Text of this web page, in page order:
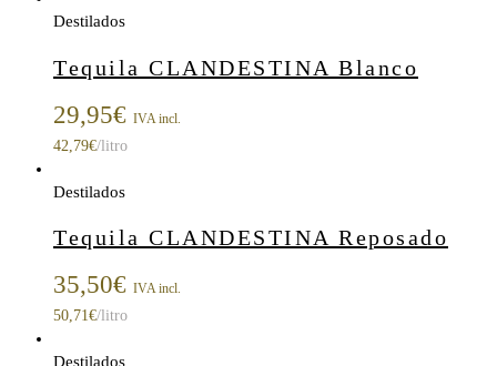
Destilados
Tequila CLANDESTINA Blanco
29,95€ IVA incl.
42,79€/litro
Destilados
Tequila CLANDESTINA Reposado
35,50€ IVA incl.
50,71 €/litro
Destilados